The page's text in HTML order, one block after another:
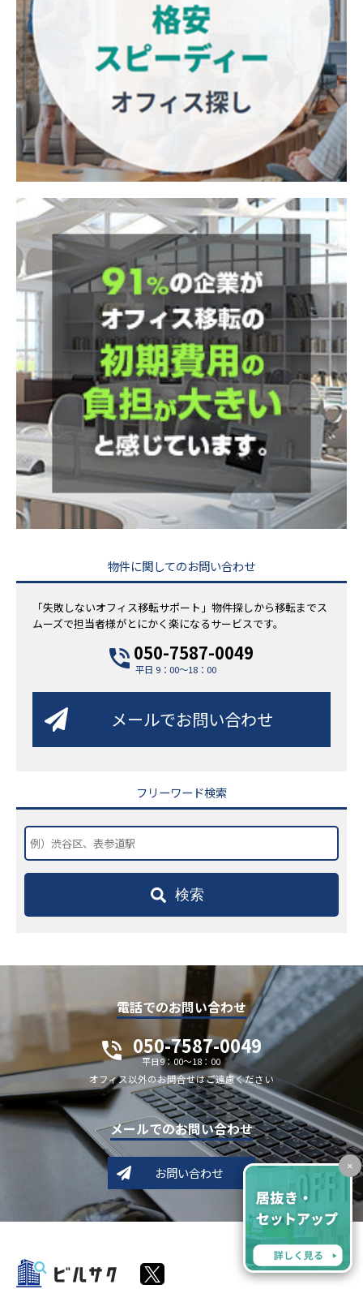
×
物件に関してのお問い合わせ
「失敗しないオフィス移転サポート」物件探しから移転までス
ムーズで担当者様がとにかく楽になるサービスです。
050-7587-0049
平日 9：00～18：00
メールでお問い合わせ
フリーワード検索
検索
電話でのお問い合わせ
050-7587-0049
平日9：00～18：00
オフィス以外のお問合せはご遠慮ください
メールでのお問い合わせ
お問い合わせ